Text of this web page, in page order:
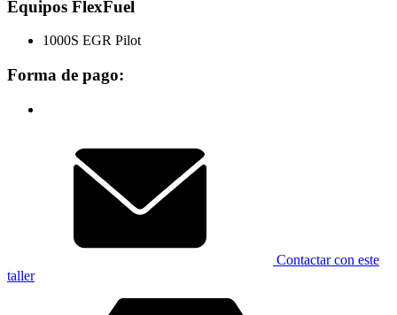
Equipos FlexFuel
1000S EGR Pilot
Forma de pago:
Contactar con este
taller